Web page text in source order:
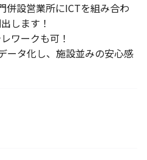
併設営業所にICTを組み合わ
します！
ワークも可！
ータ化し、施設並みの安心感